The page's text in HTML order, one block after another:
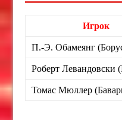
Игрок
П.-Э. Обамеянг
Роберт Левандовски
Томас Мюллер